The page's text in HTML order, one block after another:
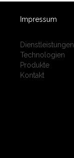
Impressum
Dienstleistungen
Technologien
Produkte
Kontakt